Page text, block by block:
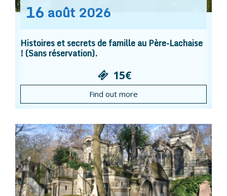
16 août 2026
Histoires et secrets de famille au Père-Lachaise
! (Sans réservation).
15€
Find out more